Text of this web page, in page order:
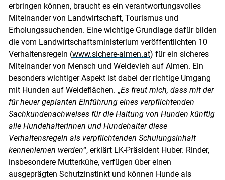
Skip to main content
erbringen können, braucht es ein verantwortungsvolles
Miteinander von Landwirtschaft, Tourismus und
Erholungssuchenden. Eine wichtige Grundlage dafür bilden
die vom Landwirtschaftsministerium veröffentlichten 10
Verhaltensregeln (www.sichere-almen.at) für ein sicheres
Miteinander von Mensch und Weidevieh auf Almen. Ein
besonders wichtiger Aspekt ist dabei der richtige Umgang
mit Hunden auf Weideflächen. „Es freut mich, dass mit der
für heuer geplanten Einführung eines verpflichtenden
Sachkundenachweises für die Haltung von Hunden künftig
alle Hundehalterinnen und Hundehalter diese
Verhaltensregeln als verpflichtenden Schulungsinhalt
kennenlernen werden“, erklärt LK-Präsident Huber. Rinder,
insbesondere Mutterkühe, verfügen über einen
ausgeprägten Schutzinstinkt und können Hunde als